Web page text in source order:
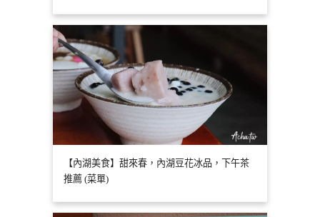
【內湖美食】甜來春，內湖豆花冰品，下午茶
推薦 (菜單)